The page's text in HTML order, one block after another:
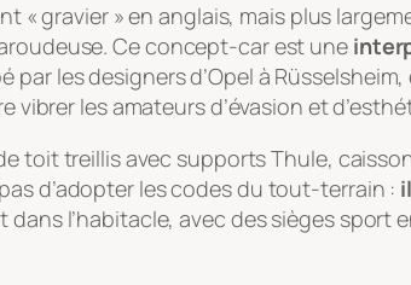
« gravier » en anglais, mais plus
Ce concept-car est une
par les designers d’Opel à
vibrer les amateurs d’évasion et
toit treillis avec supports Thule,
d’adopter les codes du tout-terrain :
l’habitacle, avec des sièges